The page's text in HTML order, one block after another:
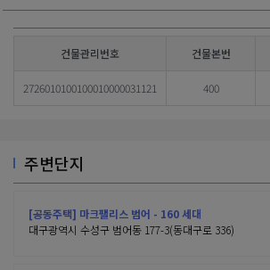
건물관리번호 건물본번
2726010100100010000031121 400
주변단지
[공동주택] 마크팰리스 범어 - 160 세대
대구광역시 수성구 범어동 177-3(동대구로 336)